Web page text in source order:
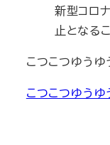
新型コロ
止となる
こつこつゆうゆ
こつこつゆう